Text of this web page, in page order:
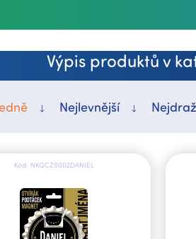
Výpis produktů v
Nejlevnější
Kód: NKQCZ0002DANIEL